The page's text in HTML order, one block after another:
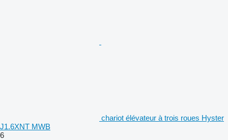
chariot élévateur à trois roues Hyster
J1.6XNT MWB
6